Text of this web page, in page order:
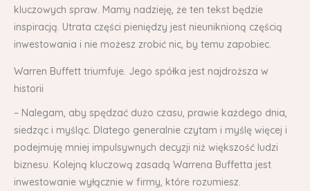
kluczowych spraw. Mamy nadzieję, że ten tekst będzie
inspiracją. Utrata części pieniędzy jest nieuniknioną częścią
inwestowania i nie możesz zrobić nic, by temu zapobiec.
Warren Buffett triumfuje. Jego spółka jest najdroższa w
historii
– Nalegam, aby spędzać dużo czasu, prawie każdego dnia,
siedząc i myśląc. Dlatego generalnie czytam i myślę więcej i
podejmuję mniej impulsywnych decyzji niż większość ludzi
biznesu. Kolejną kluczową zasadą Warrena Buffetta jest
inwestowanie wyłącznie w firmy, które rozumiesz.